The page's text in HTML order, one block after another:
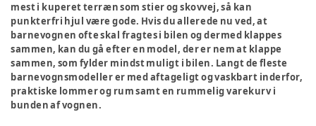
mest i kuperet terræn som stier og skovvej, så kan
punkterfri hjul være gode. Hvis du allerede nu ved, at
barnevognen ofte skal fragtes i bilen og dermed klappes
sammen, kan du gå efter en model, der er nem at klappe
sammen, som fylder mindst muligt i bilen. Langt de fleste
barnevognsmodeller er med aftageligt og vaskbart inderfor,
praktiske lommer og rum samt en rummelig varekurv i
bunden af vognen.